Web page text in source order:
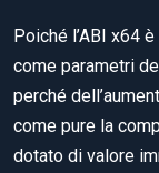
Poiché l’ABI x64
come parametri
perché
come pure la
dotato di valore